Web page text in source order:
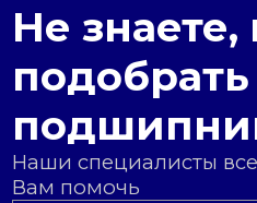
Не знаете,
Наши специалисты
Вам помочь